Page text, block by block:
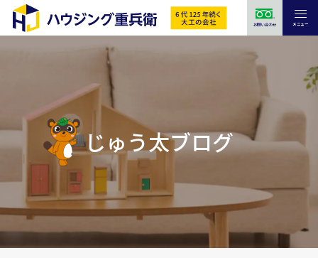
お問い合わせ メニュー
じゅう太ブログ